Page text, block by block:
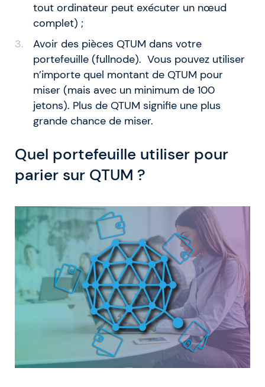
tout ordinateur peut exécuter un nœud
complet) ;
Avoir des pièces QTUM dans votre
portefeuille (fullnode). Vous pouvez utiliser
n’importe quel montant de QTUM pour
miser (mais avec un minimum de 100
jetons). Plus de QTUM signifie une plus
grande chance de miser.
Quel portefeuille utiliser pour
parier sur QTUM ?